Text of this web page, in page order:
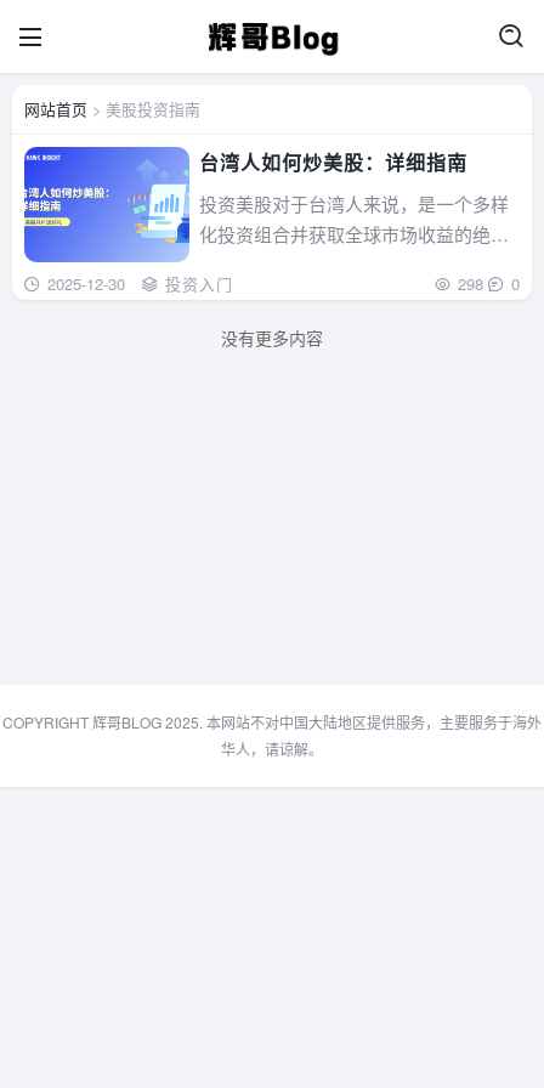
网站首页 > 美股投资指南
台湾人如何炒美股：详细指南
投资美股对于台湾人来说，是一个多样
化投资组合并获取全球市场收益的绝佳
炒美股的步骤和注意事项，帮助您轻松
进入美股市场。...
2025-12-30 投资入门 298 0
没有更多内容
COPYRIGHT 辉哥BLOG 2025. 本网站不对中国大陆地区提供服务，主要服务于海外
华人，请谅解。